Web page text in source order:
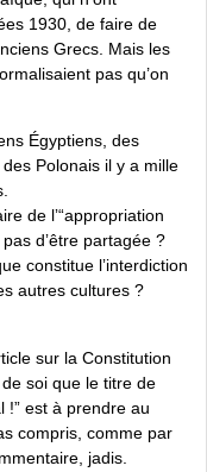
1930, de faire de
Grecs. Mais les
pas qu’on
Égyptiens, des
Polonais il y a mille
de lʼ“appropriation
dʼêtre partagée ?
constitue lʼinterdiction
autres cultures ?
sur la Constitution
soi que le titre de
!” est à prendre au
compris, comme par
jadis.